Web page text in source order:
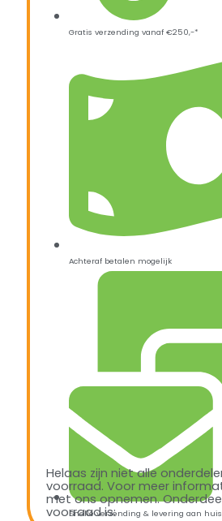
Gratis verzending vanaf €250,-*
Achteraf betalen mogelijk
Snelle verzending & levering aan huis
Helaas zijn niet alle
voorraad. Voor meer
met ons opnemen.
voorraad is: